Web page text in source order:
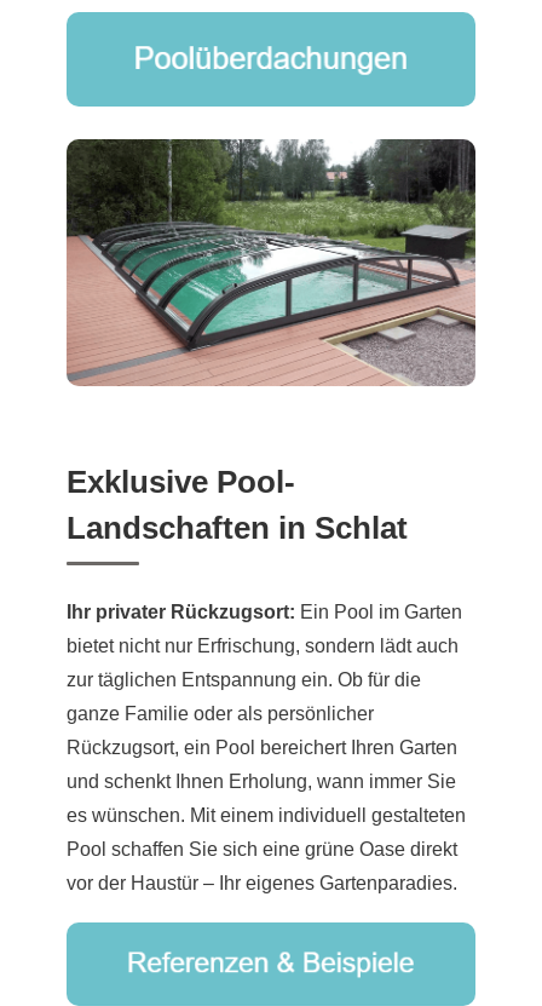
Exklusive Pool-
Landschaften in Schlat
Ihr privater Rückzugsort: Ein Pool im Garten
bietet nicht nur Erfrischung, sondern lädt auch
zur täglichen Entspannung ein. Ob für die
ganze Familie oder als persönlicher
Rückzugsort, ein Pool bereichert Ihren Garten
und schenkt Ihnen Erholung, wann immer Sie
es wünschen. Mit einem individuell gestalteten
Pool schaffen Sie sich eine grüne Oase direkt
vor der Haustür – Ihr eigenes Gartenparadies.